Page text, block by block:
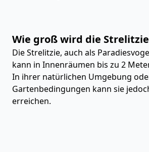
Wie groß wird die
Die Strelitzie, auch als
kann in Innenräumen bis zu 2
In ihrer natürlichen Umgebung
Gartenbedingungen kann sie
erreichen.